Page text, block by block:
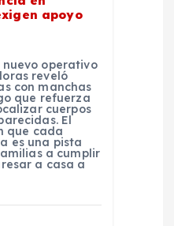
apoyo
nuevo operativo
reveló
con manchas
que refuerza
cuerpos
El
que cada
es una pista
a cumplir
a casa a